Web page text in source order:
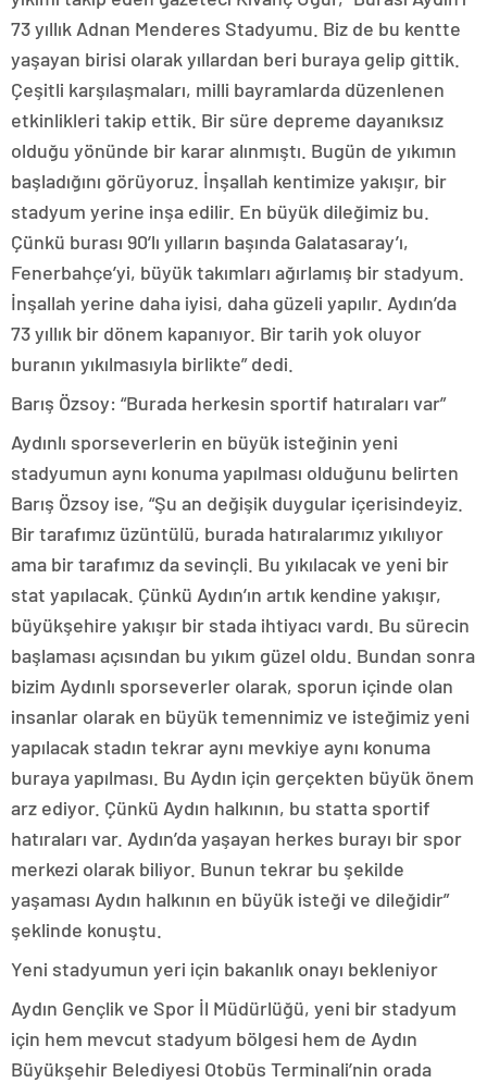
73 yıllık Adnan Menderes Stadyumu. Biz de bu kentte
yaşayan birisi olarak yıllardan beri buraya gelip gittik.
Çeşitli karşılaşmaları, milli bayramlarda düzenlenen
etkinlikleri takip ettik. Bir süre depreme dayanıksız
olduğu yönünde bir karar alınmıştı. Bugün de yıkımın
başladığını görüyoruz. İnşallah kentimize yakışır, bir
stadyum yerine inşa edilir. En büyük dileğimiz bu.
Çünkü burası 90’lı yılların başında Galatasaray’ı,
Fenerbahçe’yi, büyük takımları ağırlamış bir stadyum.
İnşallah yerine daha iyisi, daha güzeli yapılır. Aydın’da
73 yıllık bir dönem kapanıyor. Bir tarih yok oluyor
buranın yıkılmasıyla birlikte” dedi.
Barış Özsoy: “Burada herkesin sportif hatıraları var”
Aydınlı sporseverlerin en büyük isteğinin yeni
stadyumun aynı konuma yapılması olduğunu belirten
Barış Özsoy ise, “Şu an değişik duygular içerisindeyiz.
Bir tarafımız üzüntülü, burada hatıralarımız yıkılıyor
ama bir tarafımız da sevinçli. Bu yıkılacak ve yeni bir
stat yapılacak. Çünkü Aydın’ın artık kendine yakışır,
büyükşehire yakışır bir stada ihtiyacı vardı. Bu sürecin
başlaması açısından bu yıkım güzel oldu. Bundan sonra
bizim Aydınlı sporseverler olarak, sporun içinde olan
insanlar olarak en büyük temennimiz ve isteğimiz yeni
yapılacak stadın tekrar aynı mevkiye aynı konuma
buraya yapılması. Bu Aydın için gerçekten büyük önem
arz ediyor. Çünkü Aydın halkının, bu statta sportif
hatıraları var. Aydın’da yaşayan herkes burayı bir spor
merkezi olarak biliyor. Bunun tekrar bu şekilde
yaşaması Aydın halkının en büyük isteği ve dileğidir”
şeklinde konuştu.
Yeni stadyumun yeri için bakanlık onayı bekleniyor
Aydın Gençlik ve Spor İl Müdürlüğü, yeni bir stadyum
için hem mevcut stadyum bölgesi hem de Aydın
Büyükşehir Belediyesi Otobüs Terminali’nin orada